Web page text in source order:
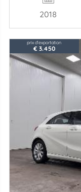
2018
prix d'exportation
€ 3.450